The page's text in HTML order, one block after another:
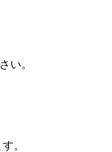
い。
。